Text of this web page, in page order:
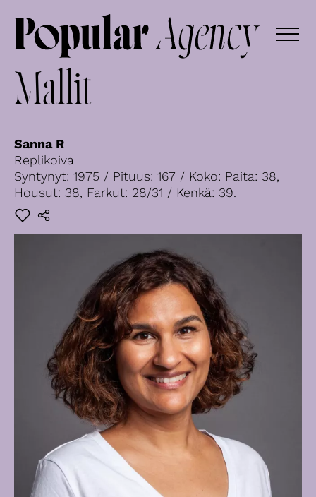
Mallit
Sanna R
Replikoiva
Syntynyt: 1975 / Pituus: 167 / Koko: Paita: 38,
Housut: 38, Farkut: 28/31 / Kenkä: 39.